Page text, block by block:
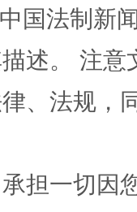
国法制新
述。 注
、法规，
担一切因